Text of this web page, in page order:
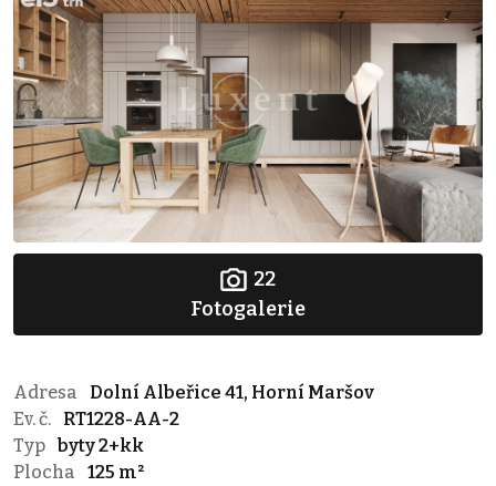
22
Fotogalerie
Adresa
Dolní Albeřice 41, Horní Maršov
Ev. č.
RT1228-AA-2
Typ byty 2+kk
Plocha
125 m²